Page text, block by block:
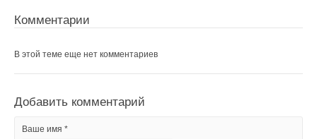
Комментарии
В этой теме еще нет комментариев
Добавить комментарий
Ваше имя *